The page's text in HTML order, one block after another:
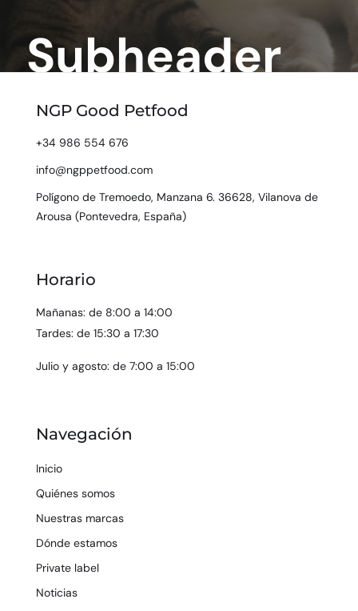
Subheader
NGP Good Petfood
+34 986 554 676
info@ngppetfood.com
Polígono de Tremoedo, Manzana 6. 36628, Vilanova de
Arousa (Pontevedra, España)
Horario
Mañanas: de 8:00 a 14:00
Tardes: de 15:30 a 17:30
Julio y agosto: de 7:00 a 15:00
Navegación
Inicio
Quiénes somos
Nuestras marcas
Dónde estamos
Private label
Noticias